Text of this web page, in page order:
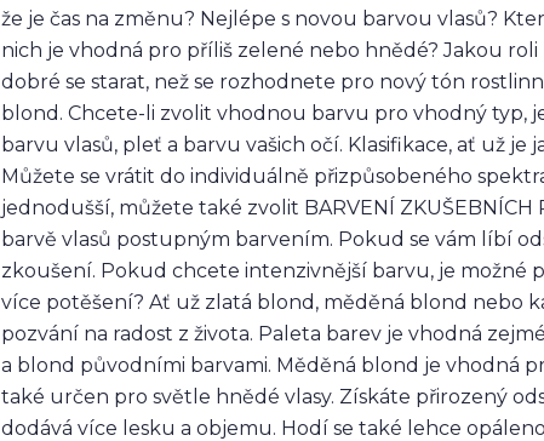
že je čas na změnu? Nejlépe s novou barvou vlasů?
nich je vhodná pro příliš zelené nebo hnědé? Jakou
dobré se starat, než se rozhodnete pro nový tón
blond. Chcete-li zvolit vhodnou barvu pro vhodný typ,
barvu vlasů, pleť a barvu vašich očí. Klasifikace, ať už je
Můžete se vrátit do individuálně přizpůsobeného
jednodušší, můžete také zvolit BARVENÍ
barvě vlasů postupným barvením. Pokud se vám líbí
zkoušení. Pokud chcete intenzivnější barvu, je
více potěšení? Ať už zlatá blond, měděná blond nebo
pozvání na radost z života. Paleta barev je vhodná
a blond původními barvami. Měděná blond je vhodná
také určen pro světle hnědé vlasy. Získáte přirozený
dodává více lesku a objemu. Hodí se také lehce